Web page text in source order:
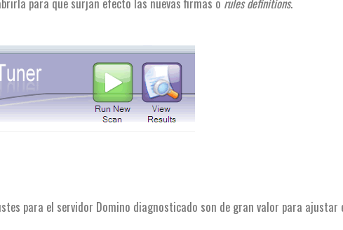
para el servidor Domino diagnosticado son de gran valor para ajustar